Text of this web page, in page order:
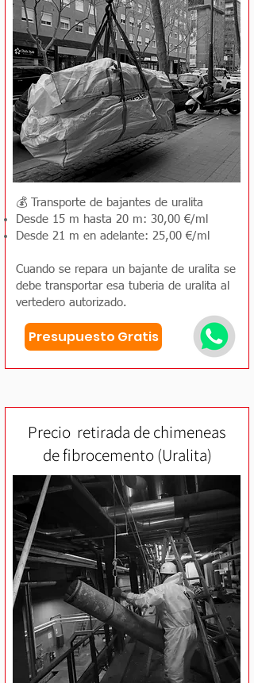
💰 Transporte de bajantes de uralita
Desde 15 m hasta 20 m: 30,00 €/ml
Desde 21 m en adelante: 25,00 €/ml
Cuando se repara un bajante de uralita se
debe transportar esa tuberia de uralita al
vertedero autorizado.
Presupuesto Gratis
Precio retirada de chimeneas
de fibrocemento (Uralita)